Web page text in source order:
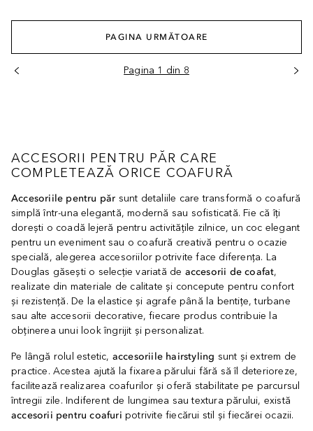
PAGINA URMĂTOARE
Pagina 1 din 8
ACCESORII PENTRU PĂR CARE
COMPLETEAZĂ ORICE COAFURĂ
Accesoriile pentru păr sunt detaliile care transformă o coafură
simplă într-una elegantă, modernă sau sofisticată. Fie că îți
dorești o coadă lejeră pentru activitățile zilnice, un coc elegant
pentru un eveniment sau o coafură creativă pentru o ocazie
specială, alegerea accesoriilor potrivite face diferența. La
Douglas găsești o selecție variată de accesorii de coafat,
realizate din materiale de calitate și concepute pentru confort
și rezistență. De la elastice și agrafe până la bentițe, turbane
sau alte accesorii decorative, fiecare produs contribuie la
obținerea unui look îngrijit și personalizat.
Pe lângă rolul estetic, accesoriile hairstyling sunt și extrem de
practice. Acestea ajută la fixarea părului fără să îl deterioreze,
facilitează realizarea coafurilor și oferă stabilitate pe parcursul
întregii zile. Indiferent de lungimea sau textura părului, există
accesorii pentru coafuri potrivite fiecărui stil și fiecărei ocazii.